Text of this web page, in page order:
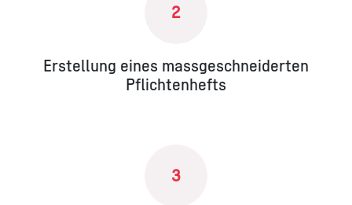
2
Erstellung eines massgeschneiderten
Pflichtenhefts
3